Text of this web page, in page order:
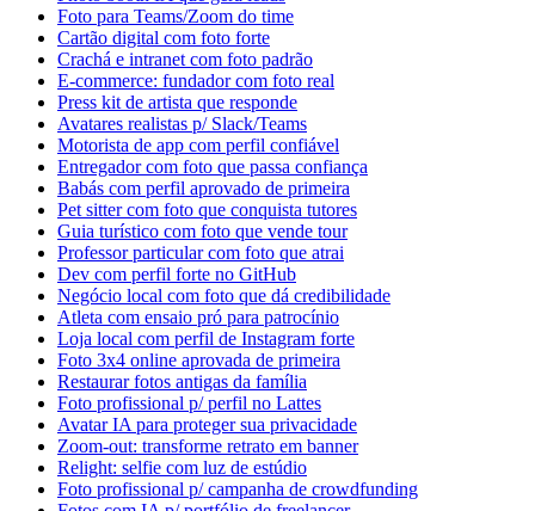
Foto para Teams/Zoom do time
Cartão digital com foto forte
Crachá e intranet com foto padrão
E-commerce: fundador com foto real
Press kit de artista que responde
Avatares realistas p/ Slack/Teams
Motorista de app com perfil confiável
Entregador com foto que passa confiança
Babás com perfil aprovado de primeira
Pet sitter com foto que conquista tutores
Guia turístico com foto que vende tour
Professor particular com foto que atrai
Dev com perfil forte no GitHub
Negócio local com foto que dá credibilidade
Atleta com ensaio pró para patrocínio
Loja local com perfil de Instagram forte
Foto 3x4 online aprovada de primeira
Restaurar fotos antigas da família
Foto profissional p/ perfil no Lattes
Avatar IA para proteger sua privacidade
Zoom-out: transforme retrato em banner
Relight: selfie com luz de estúdio
Foto profissional p/ campanha de crowdfunding